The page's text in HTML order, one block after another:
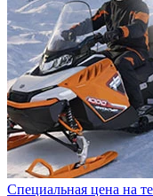
Специальная цена на